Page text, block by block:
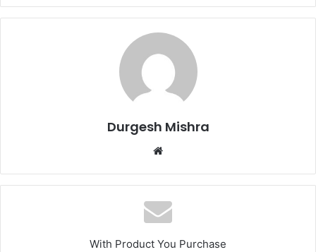
Durgesh Mishra
Website
With Product You Purchase